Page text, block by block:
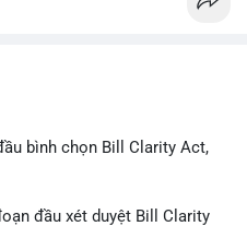
bình chọn Bill Clarity Act,
đầu xét duyệt Bill Clarity